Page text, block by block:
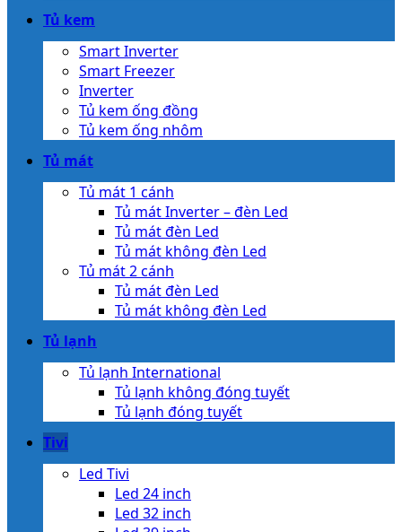
Tủ kem
Smart Inverter
Smart Freezer
Inverter
Tủ kem ống đồng
Tủ kem ống nhôm
Tủ mát
Tủ mát 1 cánh
Tủ mát Inverter – đèn Led
Tủ mát đèn Led
Tủ mát không đèn Led
Tủ mát 2 cánh
Tủ mát đèn Led
Tủ mát không đèn Led
Tủ lạnh
Tủ lạnh International
Tủ lạnh không đóng tuyết
Tủ lạnh đóng tuyết
Tivi
Led Tivi
Led 24 inch
Led 32 inch